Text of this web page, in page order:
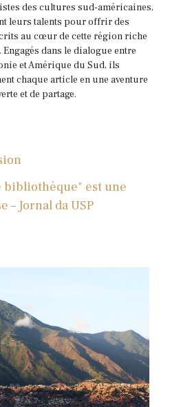
des cultures sud-américaines,
leurs talents pour offrir des
au cœur de cette région riche
Engagés dans le dialogue entre
et Amérique du Sud, ils
chaque article en une aventure
et de partage.
est une
– Jornal da USP